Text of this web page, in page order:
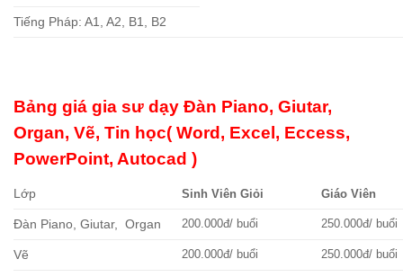
Tiếng Pháp: A1, A2, B1, B2
Bảng giá gia sư dạy Đàn Piano, Giutar,
Organ, Vẽ, Tin học( Word, Excel, Eccess,
PowerPoint, Autocad )
Lớp Sinh Viên Giỏi Giáo Viên
Đàn Piano, Giutar, Organ 200.000đ/ buổi 250.000đ/ buổi
Vẽ 200.000đ/ buổi 250.000đ/ buổi